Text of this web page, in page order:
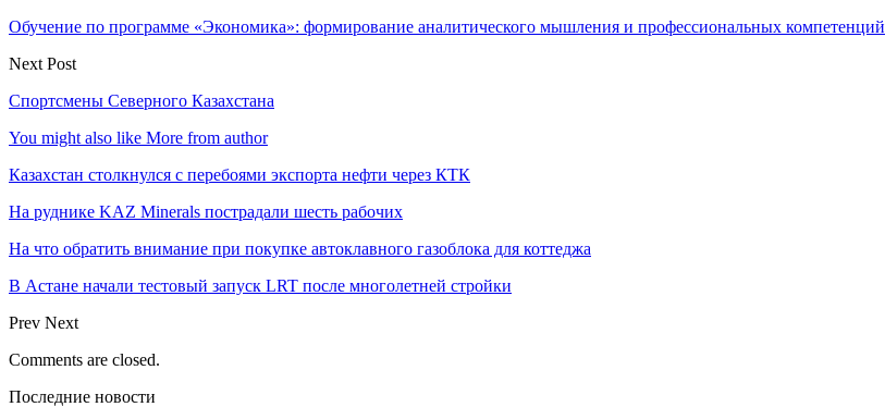
Обучение по программе «Экономика»: формирование аналитического мышления и профессиональных компетенций
Next Post
Спортсмены Северного Казахстана
You might also like More from author
Казахстан столкнулся с перебоями экспорта нефти через КТК
На руднике KAZ Minerals пострадали шесть рабочих
На что обратить внимание при покупке автоклавного газоблока для коттеджа
В Астане начали тестовый запуск LRT после многолетней стройки
Prev Next
Comments are closed.
Последние новости